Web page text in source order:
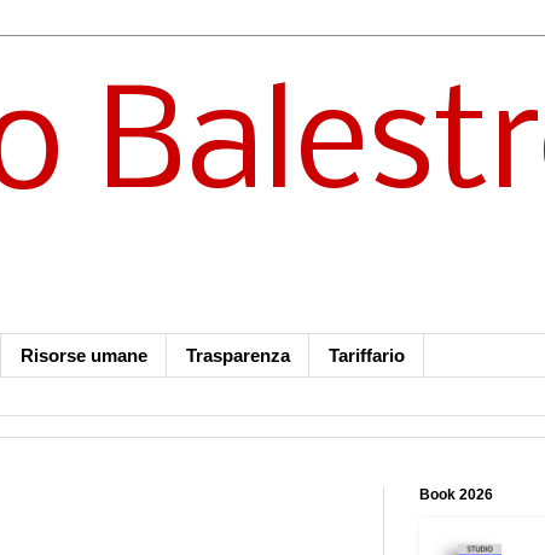
Risorse umane Trasparenza Tariffario
Book 2026